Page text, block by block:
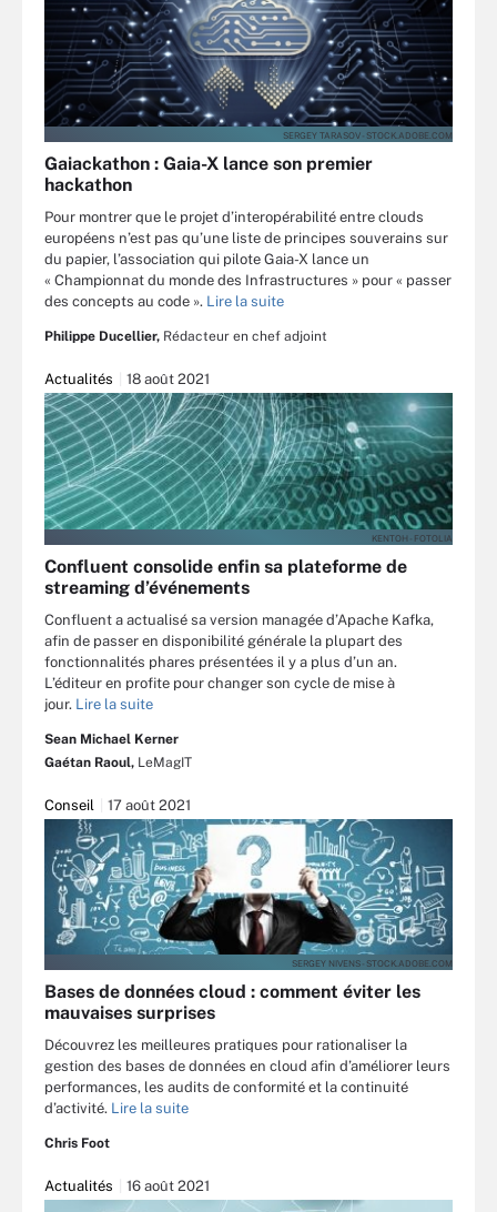
SERGEY TARASOV - STOCK.ADOBE.COM
Gaiackathon : Gaia-X lance son premier
hackathon
Pour montrer que le projet d’interopérabilité entre clouds
européens n’est pas qu’une liste de principes souverains sur
du papier, l’association qui pilote Gaia-X lance un
« Championnat du monde des Infrastructures » pour « passer
des concepts au code ». Lire la suite
Philippe Ducellier, Rédacteur en chef adjoint
Actualités 18 août 2021
KENTOH - FOTOLIA
Confluent consolide enfin sa plateforme de
streaming d’événements
Confluent a actualisé sa version managée d’Apache Kafka,
afin de passer en disponibilité générale la plupart des
fonctionnalités phares présentées il y a plus d’un an.
L’éditeur en profite pour changer son cycle de mise à
jour. Lire la suite
Sean Michael Kerner
Gaétan Raoul, LeMagIT
Conseil 17 août 2021
SERGEY NIVENS - STOCK.ADOBE.COM
Bases de données cloud : comment éviter les
mauvaises surprises
Découvrez les meilleures pratiques pour rationaliser la
gestion des bases de données en cloud afin d’améliorer leurs
performances, les audits de conformité et la continuité
d’activité. Lire la suite
Chris Foot
Actualités 16 août 2021